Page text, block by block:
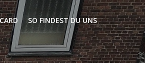
SO FINDEST DU UNS